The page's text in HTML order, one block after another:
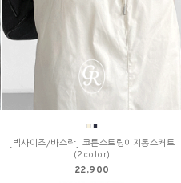
[빅사이즈/바스락] 코튼스트링이지롱스커트
(2color)
22,900